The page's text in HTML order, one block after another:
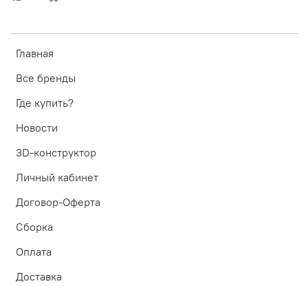
Главная
Все бренды
Где купить?
Новости
3D-конструктор
Личный кабинет
Договор-Оферта
Сборка
Оплата
Доставка